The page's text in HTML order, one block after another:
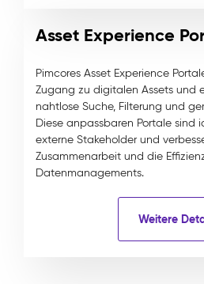
Asset Experience
Pimcores Asset Experience
Zugang zu digitalen Assets und
nahtlose Suche, Filterung und
Diese anpassbaren Portale sind
externe Stakeholder und
Zusammenarbeit und die
Datenmanagements.
Weitere